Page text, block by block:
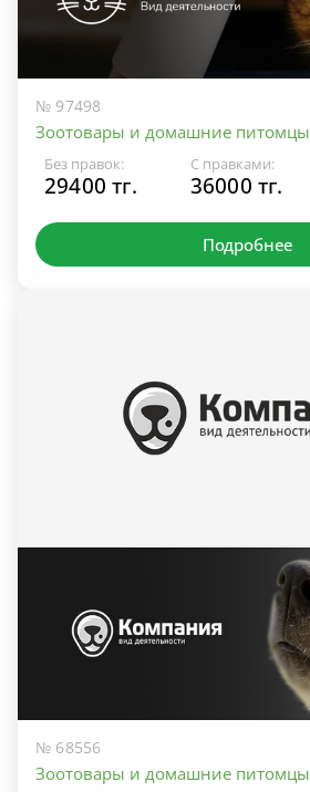
№ 97498
Зоотовары и домашние питомцы
Без правок:
29400 тг.
С правками:
36000 тг.
Подробнее
№ 68556
Зоотовары и домашние питомцы